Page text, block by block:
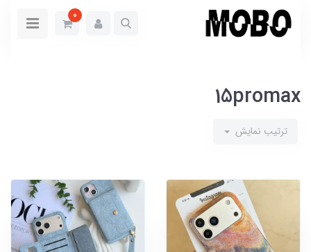
0
15promax
ترتیب نمایش